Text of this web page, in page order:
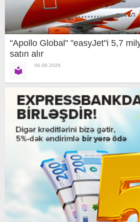
"Apollo Global" "easyJet"i 5,7
satın alır
06.08.2026